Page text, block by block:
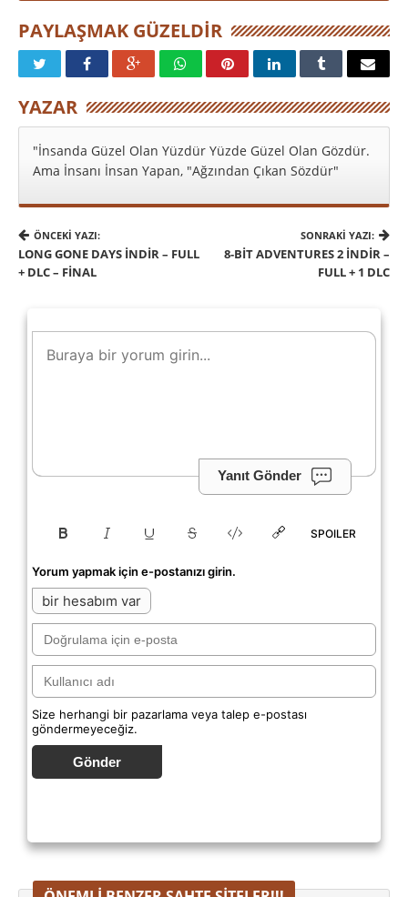
PAYLAŞMAK GÜZELDIR
YAZAR
"İnsanda Güzel Olan Yüzdür Yüzde Güzel Olan Gözdür.
Ama İnsanı İnsan Yapan, "Ağzından Çıkan Sözdür"
ÖNCEKI YAZI:
LONG GONE DAYS İNDIR – FULL
+ DLC – FINAL
SONRAKI YAZI:
8-BIT ADVENTURES 2 İNDIR –
FULL + 1 DLC
Yanıt Gönder
SPOILER
Yorum yapmak için e-postanızı girin.
bir hesabım var
Size herhangi bir pazarlama veya talep e-postası
göndermeyeceğiz.
Gönder